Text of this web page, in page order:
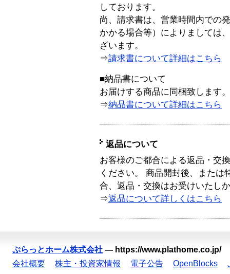
しております。
尚、請求書は、営業時間内での
かかる場合等）によりましては
ざいます。
⇒請求書について詳細はこちら
■納品書について
お届けする商品に同梱致します。
⇒納品書について詳細はこちら
返品について
お客様のご都合による返品・交
ください。 商品開封後、または
合、返品・交換はお受けいたし
⇒返品について詳しくはこちら
ぷらっとホーム株式会社 — https://www.plathome.co.jp/
会社概要
株主・投資家情報 電子公告 OpenBlocks